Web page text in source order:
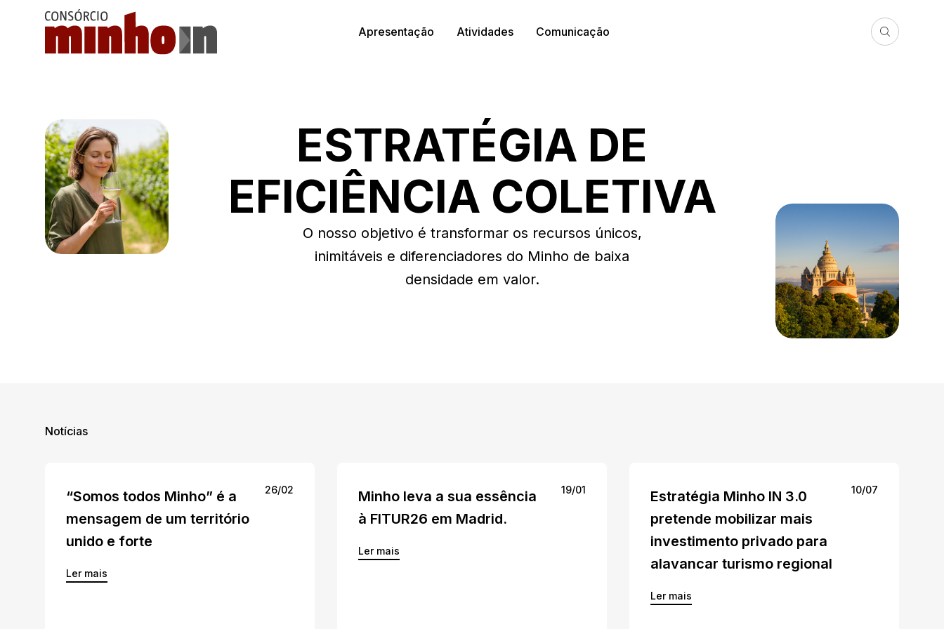
Apresentação Atividades Comunicação
ESTRATÉGIA DE
EFICIÊNCIA COLETIVA
O nosso objetivo é transformar os recursos únicos,
inimitáveis e diferenciadores do Minho de baixa
densidade em valor.
Notícias
26/02
“Somos todos Minho” é a
mensagem de um território
unido e forte
Ler mais
19/01
Minho leva a sua essência
à FITUR26 em Madrid.
Ler mais
10/07
Estratégia Minho IN 3.0
pretende mobilizar mais
investimento privado para
alavancar turismo regional
Ler mais